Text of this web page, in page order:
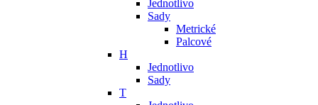
Jednotlivo
Sady
Metrické
Palcové
H
Jednotlivo
Sady
T